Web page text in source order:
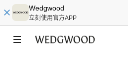
Wedgwood
立刻使用官方APP